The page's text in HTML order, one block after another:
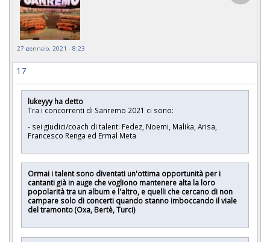
27 gennaio, 2021 - 8:23
17
lukeyyy ha detto
Tra i concorrenti di Sanremo 2021 ci sono:
- sei giudici/coach di talent: Fedez, Noemi, Malika, Arisa,
Francesco Renga ed Ermal Meta
Ormai i talent sono diventati un'ottima opportunità per i
cantanti già in auge che vogliono mantenere alta la loro
popolarità tra un album e l'altro, e quelli che cercano di non
campare solo di concerti quando stanno imboccando il viale
del tramonto (Oxa, Bertè, Turci)